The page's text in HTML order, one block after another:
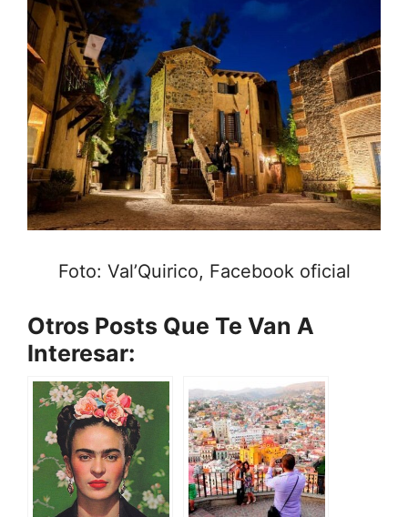
Foto: Val’Quirico, Facebook oficial
Otros Posts Que Te Van A
Interesar: